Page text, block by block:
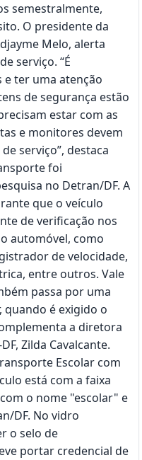
semestralmente,
O presidente da
Melo, alerta
serviço. “É
ter uma atenção
de segurança estão
estar com as
e monitores devem
serviço”, destaca
foi
no Detran/DF. A
que o veículo
de verificação nos
automóvel, como
de velocidade,
entre outros. Vale
passa por uma
quando é exigido o
a diretora
Zilda Cavalcante.
Escolar com
está com a faixa
o nome "escolar" e
DF. No vidro
o selo de
portar credencial de